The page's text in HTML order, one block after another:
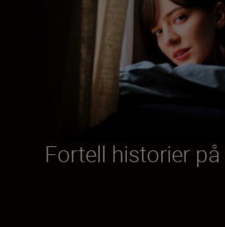
Fortell historier